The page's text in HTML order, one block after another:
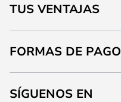
TUS VENTAJAS
FORMAS DE PAGO
SÍGUENOS EN